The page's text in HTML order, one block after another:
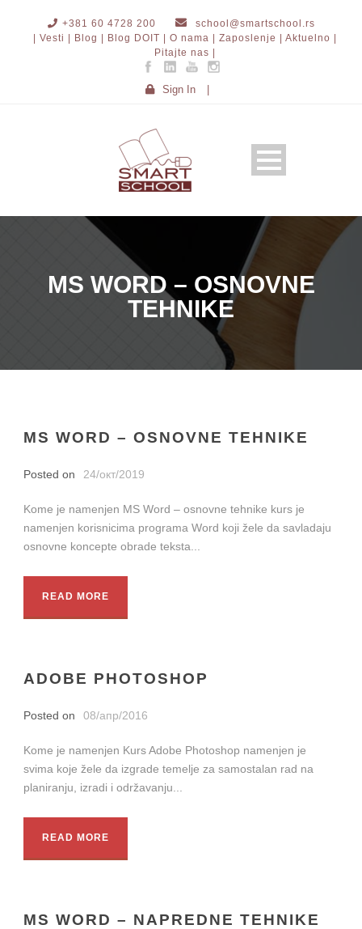
+381 60 4728 200
school@smartschool.rs
| Vesti |
Blog | Blog DOIT | O nama | Zaposlenje |
Aktuelno |
Pitajte nas |
Sign In
MS WORD – OSNOVNE
TEHNIKE
MS WORD – OSNOVNE TEHNIKE
Posted on 24/окт/2019
Kome je namenjen MS Word – osnovne tehnike kurs je
namenjen korisnicima programa Word koji žele da savladaju
osnovne koncepte obrade teksta...
READ MORE
ADOBE PHOTOSHOP
Posted on 08/апр/2016
Kome je namenjen Kurs Adobe Photoshop namenjen je
svima koje žele da izgrade temelje za samostalan rad na
planiranju, izradi i održavanju...
READ MORE
MS WORD – NAPREDNE TEHNIKE